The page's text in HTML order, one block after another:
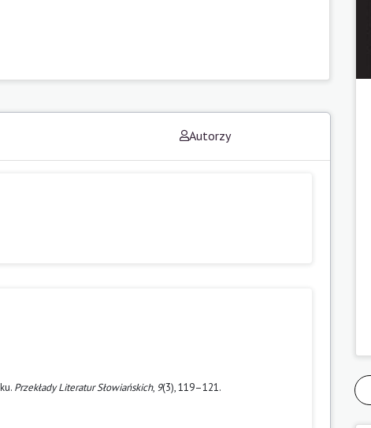
Autorzy
Przekłady Literatur Słowiańskich, 9(3), 119–121.